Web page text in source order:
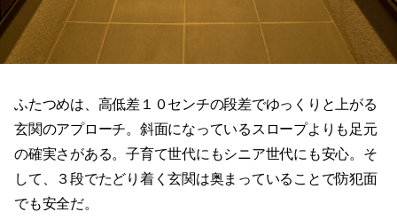
ふたつめは、高低差１０センチの段差でゆっくりと上がる
玄関のアプローチ。斜面になっているスロープよりも足元
の確実さがある。子育て世代にもシニア世代にも安心。そ
して、３段でたどり着く玄関は奥まっていることで防犯面
でも安全だ。